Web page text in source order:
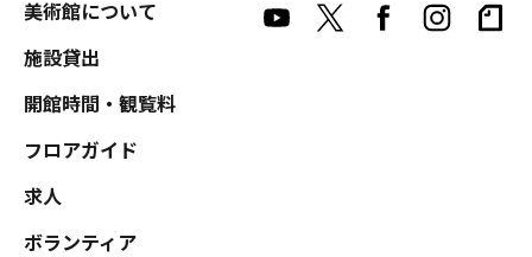
美術館について
施設貸出
開館時間・観覧料
フロアガイド
求人
ボランティア